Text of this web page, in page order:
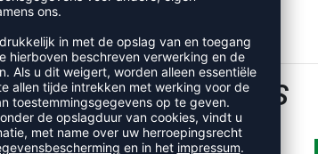
VOLLEYBALSHIRTS
NEW